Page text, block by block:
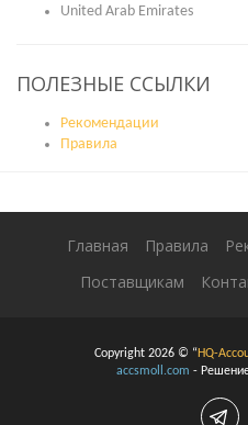
United Arab Emirates
ПОЛЕЗНЫЕ ССЫЛКИ
Рекомендации
Правила
Главная Правила
Поставщикам
Copyright 2026 © “ HQ-
accsmoll.com -